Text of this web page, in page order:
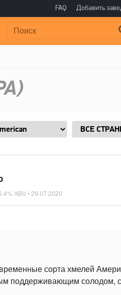
FAQ Добавить
Поиск:
ABV •29.07.2020
сорта хмелей
поддерживающим солодом,